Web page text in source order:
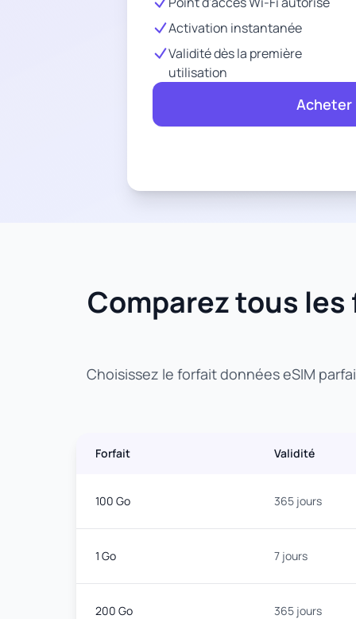
Activation instantanée
Validité dès la première
utilisation
Acheter
Comparez tous les
Choisissez le forfait données eSIM
Forfait Validité
100 Go 365 jours
1 Go 7 jours
200 Go 365 jours